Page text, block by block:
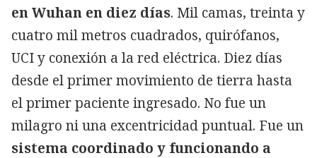
en Wuhan en diez días. Mil camas, treinta y
cuatro mil metros cuadrados, quirófanos,
UCI y conexión a la red eléctrica. Diez días
desde el primer movimiento de tierra hasta
el primer paciente ingresado. No fue un
milagro ni una excentricidad puntual. Fue un
sistema coordinado y funcionando a